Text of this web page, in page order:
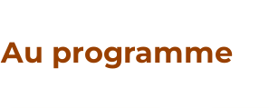
Au programme